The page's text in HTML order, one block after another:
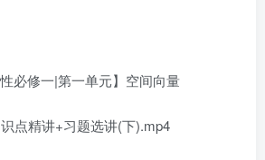
必修一|第一单元】空间向量
识点精讲+习题选讲(下).mp4